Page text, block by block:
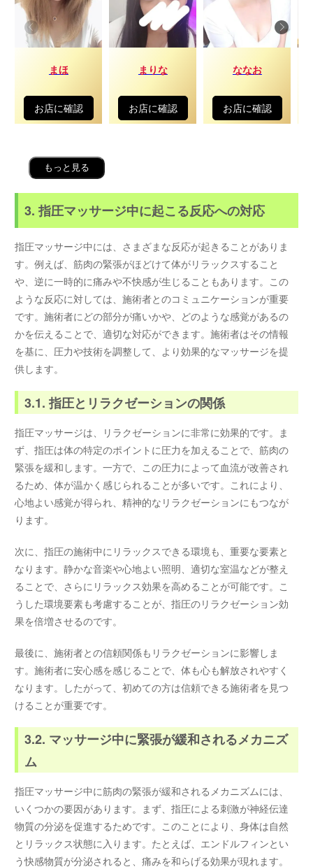
まほ
お店に確認
まりな
お店に確認
ななお
お店に確認
もっと見る
3. 指圧マッサージ中に起こる反応への対応
指圧マッサージ中には、さまざまな反応が起きることがありま
す。例えば、筋肉の緊張がほどけて体がリラックスすること
や、逆に一時的に痛みや不快感が生じることもあります。この
ような反応に対しては、施術者とのコミュニケーションが重要
です。施術者にどの部分が痛いかや、どのような感覚があるの
かを伝えることで、適切な対応ができます。施術者はその情報
を基に、圧力や技術を調整して、より効果的なマッサージを提
供します。
3.1. 指圧とリラクゼーションの関係
指圧マッサージは、リラクゼーションに非常に効果的です。ま
ず、指圧は体の特定のポイントに圧力を加えることで、筋肉の
緊張を緩和します。一方で、この圧力によって血流が改善され
るため、体が温かく感じられることが多いです。これにより、
心地よい感覚が得られ、精神的なリラクゼーションにもつなが
ります。
次に、指圧の施術中にリラックスできる環境も、重要な要素と
なります。静かな音楽や心地よい照明、適切な室温などが整え
ることで、さらにリラックス効果を高めることが可能です。こ
うした環境要素も考慮することが、指圧のリラクゼーション効
果を倍増させるのです。
最後に、施術者との信頼関係もリラクゼーションに影響しま
す。施術者に安心感を感じることで、体も心も解放されやすく
なります。したがって、初めての方は信頼できる施術者を見つ
けることが重要です。
3.2. マッサージ中に緊張が緩和されるメカニズ
ム
指圧マッサージ中に筋肉の緊張が緩和されるメカニズムには、
いくつかの要因があります。まず、指圧による刺激が神経伝達
物質の分泌を促進するためです。このことにより、身体は自然
とリラックス状態に入ります。たとえば、エンドルフィンとい
う快感物質が分泌されると、痛みを和らげる効果が現れます。